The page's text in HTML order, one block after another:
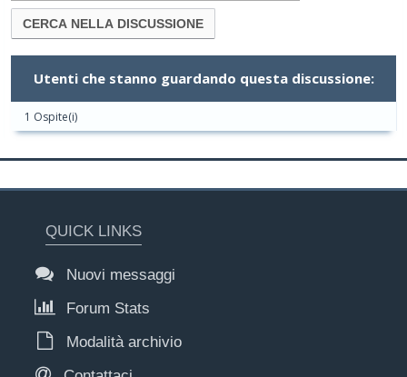
Utenti che stanno guardando questa discussione:
1 Ospite(i)
QUICK LINKS
Nuovi messaggi
Forum Stats
Modalità archivio